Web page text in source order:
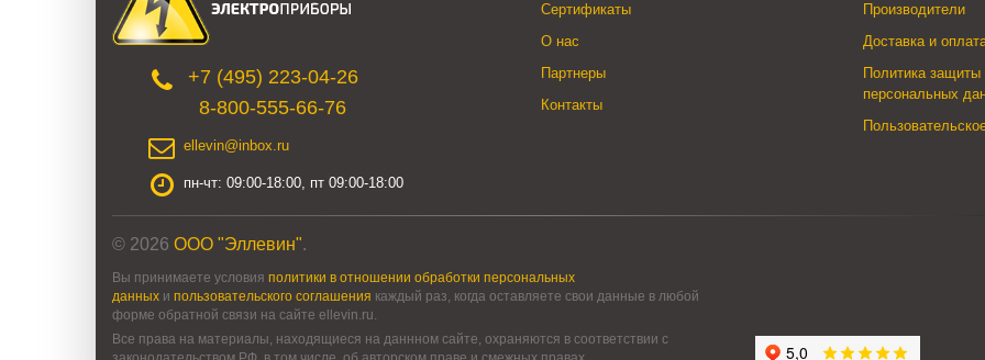
+7 (495) 223-04-26
8-800-555-66-76
ellevin@inbox.ru
пн-чт: 09:00-18:00, пт 09:00-18:00
Сертификаты
О нас
Партнеры
Контакты
Производители
Доставка и
Политика защиты
персональных
© 2026 ООО "Эллевин".
Вы принимаете условия политики в отношении обработки персональных
данных и пользовательского соглашения каждый раз, когда оставляете свои данные в любой
форме обратной связи на сайте ellevin.ru.
Все права на материалы, находящиеся на даннном сайте, охраняются в соответствии с
законодательством РФ, в том числе, об авторском праве и смежных правах.